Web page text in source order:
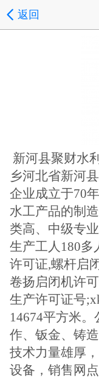
返回
新河县聚财水
乡河北省新河
企业成立于70
水工产品的制
类高、中级专
生产工人180多
许可证,螺杆启
卷扬启闭机许
生产许可证号
14674平方米
作、钣金、铸
技术力量雄厚
设备，销售网